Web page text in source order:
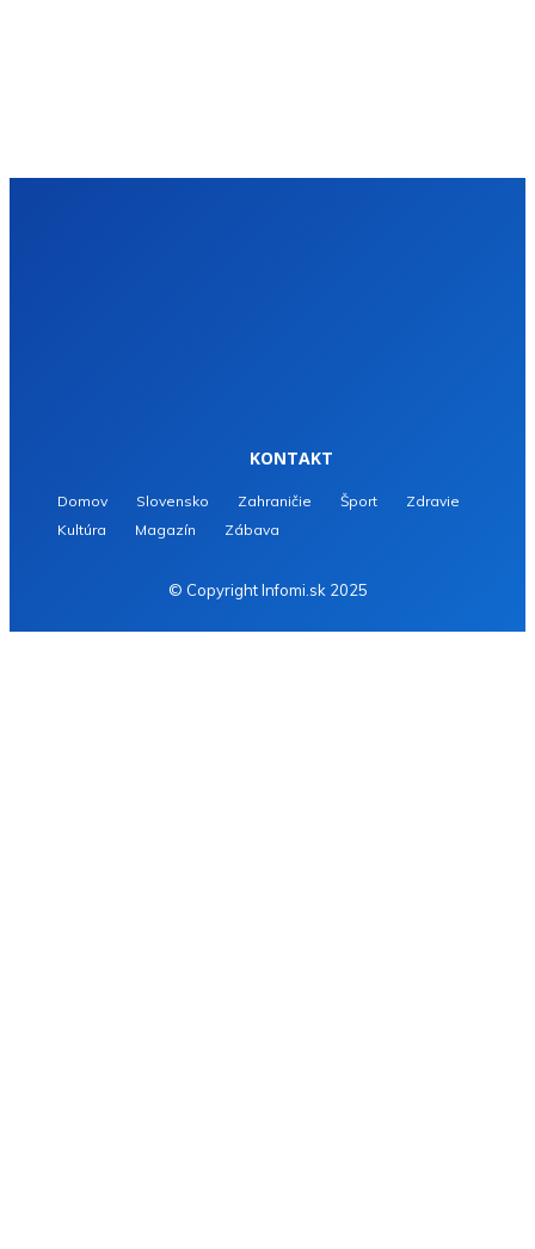
KONTAKT
Domov Slovensko Zahraničie Šport
Zdravie
Kultúra
Magazín Zábava
© Copyright Infomi.sk 2025